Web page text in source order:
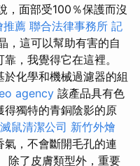
，面部受100％保護而沒
推薦 聯合法律事務所 記
，這可以幫助有害的自
，我覺得它在這裡。
化學和機械過濾器的組
agency 該產品具有色
得獨特的青銅陰影的原
滅鼠清潔公司 新竹外燴
，不會斷開毛孔的連
除了皮膚類型外，重要